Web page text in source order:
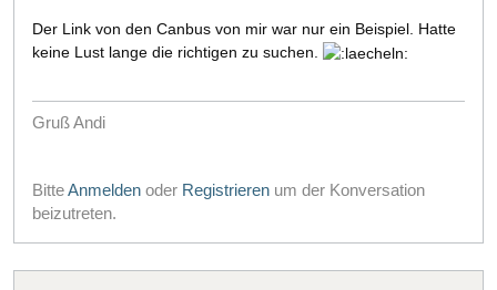
Der Link von den Canbus von mir war nur ein Beispiel. Hatte
keine Lust lange die richtigen zu suchen.
Gruß Andi
BitteAnmelden oder Registrieren um der Konversation
beizutreten.